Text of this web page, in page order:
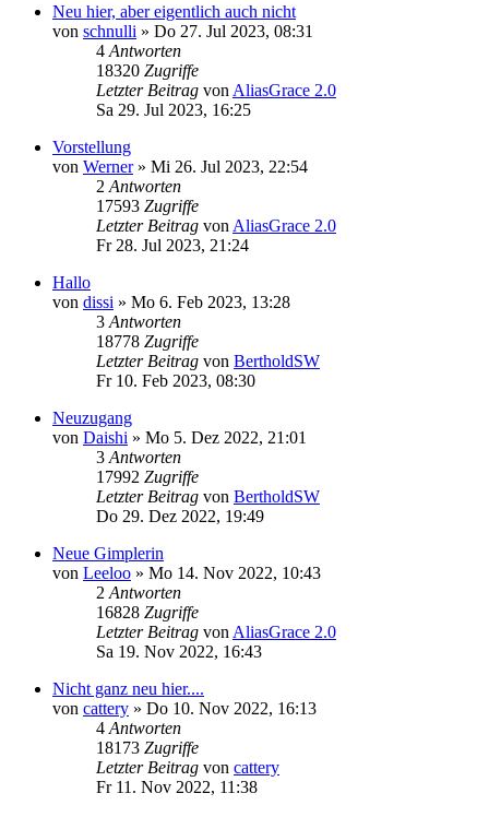
Neu hier, aber eigentlich auch nicht
von schnulli » Do 27. Jul 2023, 08:31
4 Antworten
18320 Zugriffe
Letzter Beitrag von AliasGrace 2.0
Sa 29. Jul 2023, 16:25
Vorstellung
von Werner» Mi 26. Jul 2023, 22:54
2 Antworten
17593 Zugriffe
Letzter Beitrag von AliasGrace 2.0
Fr 28. Jul 2023, 21:24
Hallo
von dissi » Mo 6. Feb 2023, 13:28
3 Antworten
18778 Zugriffe
Letzter Beitrag von BertholdSW
Fr 10. Feb 2023, 08:30
Neuzugang
von Daishi » Mo 5. Dez 2022, 21:01
3 Antworten
17992 Zugriffe
Letzter Beitrag von BertholdSW
Do 29. Dez 2022, 19:49
Neue Gimplerin
von Leeloo » Mo 14. Nov 2022, 10:43
2 Antworten
16828 Zugriffe
Letzter Beitrag von AliasGrace 2.0
Sa 19. Nov 2022, 16:43
Nicht ganz neu hier....
von cattery » Do 10. Nov 2022, 16:13
4 Antworten
18173 Zugriffe
Letzter Beitrag von cattery
Fr 11. Nov 2022, 11:38